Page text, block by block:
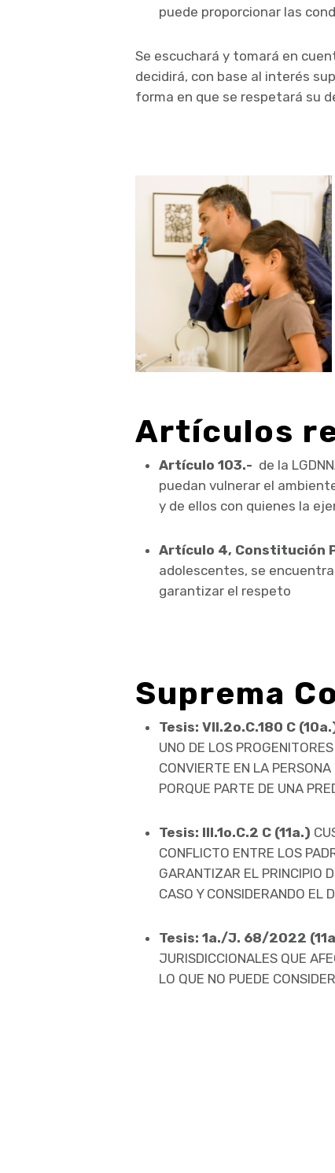
puede proporcionar las
Se escuchará y tomará en
decidirá, con base al interés
forma en que se respetará su
Artículos
Artículo 103.- de la
puedan vulnerar el
y de ellos con quienes la
Artículo 4, Constitución
adolescentes, se
garantizar el respeto
Suprema
Tesis: VII.2o.C.180 C
UNO DE LOS
CONVIERTE EN LA
PORQUE PARTE DE UNA
Tesis: III.1o.C.2 C (11a.)
CONFLICTO ENTRE LOS
GARANTIZAR EL PRINCIPIO
CASO Y CONSIDERANDO EL
Tesis: 1a./J. 68/2022
JURISDICCIONALES QUE
LO QUE NO PUEDE